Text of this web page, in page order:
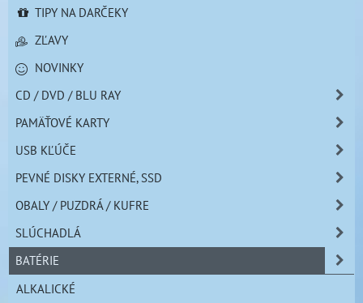
TIPY NA DARČEKY
ZĽAVY
NOVINKY
CD / DVD / BLU RAY
PAMÄŤOVÉ KARTY
USB KĽÚČE
PEVNÉ DISKY EXTERNÉ, SSD
OBALY / PUZDRÁ / KUFRE
SLÚCHADLÁ
BATÉRIE
ALKALICKÉ